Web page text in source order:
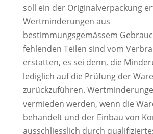
soll ein der Originalverpackung
Wertminderungen aus
bestimmungsgemässem
fehlenden Teilen sind vom
erstatten, es sei denn, die
lediglich auf die Prüfung der Ware
zurückzuführen.
vermieden werden, wenn die
behandelt und der Einbau von
ausschliesslich durch